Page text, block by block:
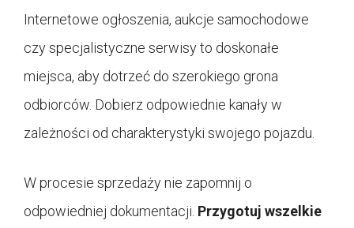
Internetowe ogłoszenia, aukcje samochodowe
czy specjalistyczne serwisy to doskonałe
miejsca, aby dotrzeć do szerokiego grona
odbiorców. Dobierz odpowiednie kanały w
zależności od charakterystyki swojego pojazdu.
W procesie sprzedaży nie zapomnij o
odpowiedniej dokumentacji. Przygotuj wszelkie